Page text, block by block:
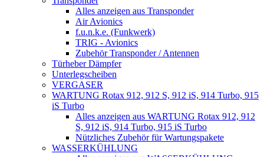
Alles anzeigen aus Transponder
Air Avionics
f.u.n.k.e. (Funkwerk)
TRIG - Avionics
Zubehör Transponder / Antennen
Türheber Dämpfer
Unterlegscheiben
VERGASER
WARTUNG Rotax 912, 912 S, 912 iS, 914 Turbo, 915
iS Turbo
Alles anzeigen aus WARTUNG Rotax 912, 912
S, 912 iS, 914 Turbo, 915 iS Turbo
Nützliches Zubehör für Wartungspakete
WASSERKÜHLUNG